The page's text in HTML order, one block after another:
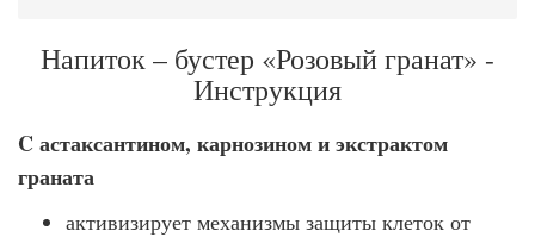
Напиток – бустер «Розовый гранат» -
Инструкция
C астаксантином, карнозином и экстрактом
граната
активизирует механизмы защиты клеток от